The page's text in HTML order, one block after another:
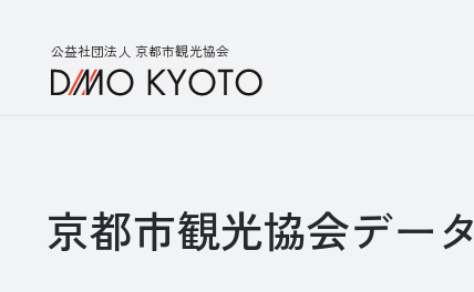
公益社団法人 京都市観光協会
京都市観光協会デー